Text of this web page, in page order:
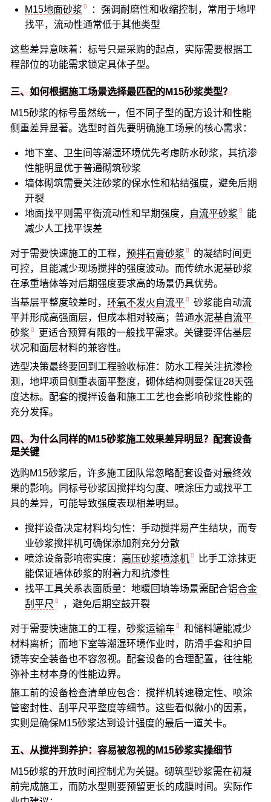
M15地面砂浆
：强调耐磨性和收缩控制，常用于地坪
找平，流动性通常低于其他类型
这些差异意味着：标号只是采购的起点，实际需要根据工
程部位的功能需求锁定具体子型。
三、如何根据施工场景选择最匹配的M15砂浆类型？
M15砂浆的标号虽然统一，但不同子型的配方设计和性能
侧重差异显著。选型时首先要明确施工场景的核心需求：
地下室、卫生间等潮湿环境优先考虑防水砂浆，其抗渗
性能明显优于普通砌筑砂浆
墙体砌筑需要关注砂浆的保水性和粘结强度，避免后期
开裂
地面找平则需平衡流动性和早期强度，
自流平砂浆
能
减少人工找平误差
对于需要快速施工的工程， 预拌石膏砂浆
的凝结时间更
可控，且能减少现场搅拌的强度波动。而传统水泥基砂浆
在承重墙体等对后期强度要求高的场景仍具优势。
当基层平整度较差时， 环氧不发火自流平
砂浆能自动流
平并形成高强面层，但成本相对较高；普通水泥基自流平
砂浆
更适合预算有限的一般找平需求。关键要评估基层
状况和面层材料的兼容性。
选型决策最终要回到工程验收标准：防水工程关注抗渗检
测，地坪项目侧重表面平整度，砌体结构则要保证28天强
度达标。配套的搅拌设备和施工工艺也会影响砂浆性能的
充分发挥。
四、为什么同样的M15砂浆施工效果差异明显？配套设备
是关键
选购M15砂浆后，许多施工团队常忽略配套设备对最终效
果的影响。同标号砂浆因搅拌均匀度、喷涂压力或找平工
具的差异，可能导致强度表现相差明显。
搅拌设备决定材料均匀性：手动搅拌易产生结块，而专
业砂浆搅拌机可确保添加剂充分分散
喷涂设备影响密实度： 高压砂浆喷涂机
比手工涂抹更
能保证墙体砂浆的附着力和抗渗性
找平工具关系表面质量：地暖回填等场景需配合铝合金
刮平尺
，避免后期空鼓开裂
对于需要快速施工的工程， 砂浆运输车
和储料罐能减少
材料离析；而地下室等潮湿环境作业时，防滑手套和护目
镜等安全装备也不容忽视。配套设备的合理配置，往往能
弥补主材本身的性能边界。
施工前的设备检查清单应包含：搅拌机转速稳定性、喷涂
管密封性、刮平尺平整度等细节。这些看似微小的因素，
实则是确保M15砂浆达到设计强度的最后一道关卡。
五、从搅拌到养护：容易被忽视的M15砂浆实操细节
M15砂浆的开放时间控制尤为关键。砌筑型砂浆需在初凝
前完成施工，而防水型则要预留更长的成膜时间。实际作